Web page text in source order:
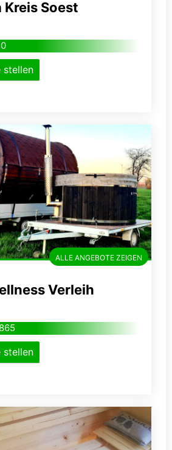
Soest
stellen
Verleih
stellen
ALLE ANGEBOTE ZEIGEN